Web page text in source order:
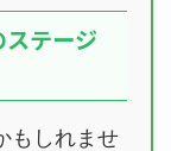
テージ
もしれませ